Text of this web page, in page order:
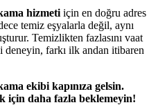
hizmeti için en doğru adres
temiz eşyalarla değil, aynı
Temizlikten fazlasını vaat
farkı ilk andan itibaren
ekibi kapınıza gelsin.
için daha fazla beklemeyin!